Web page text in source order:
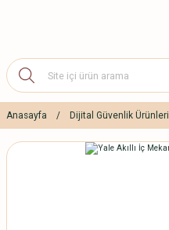
Anasayfa Dijital Güvenlik Ürünleri